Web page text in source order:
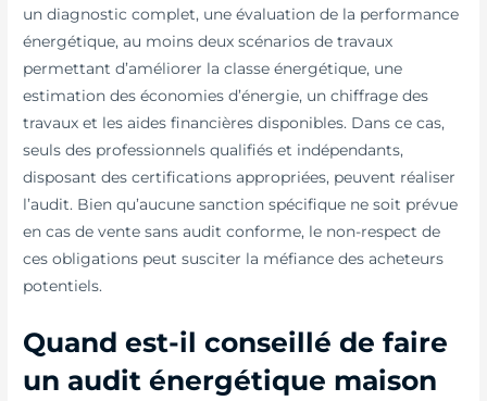
un diagnostic complet, une évaluation de la performance
énergétique, au moins deux scénarios de travaux
permettant d’améliorer la classe énergétique, une
estimation des économies d’énergie, un chiffrage des
travaux et les aides financières disponibles. Dans ce cas,
seuls des professionnels qualifiés et indépendants,
disposant des certifications appropriées, peuvent réaliser
l’audit. Bien qu’aucune sanction spécifique ne soit prévue
en cas de vente sans audit conforme, le non-respect de
ces obligations peut susciter la méfiance des acheteurs
potentiels.
Quand est-il conseillé de faire
un audit énergétique maison